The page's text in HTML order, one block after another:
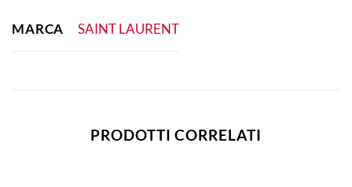
MARCA SAINT LAURENT
PRODOTTI CORRELATI